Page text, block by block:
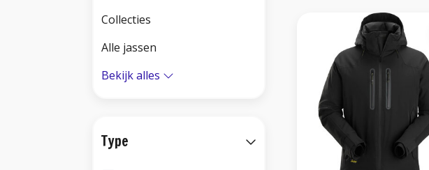
Collecties
Alle jassen
Bekijk alles
Type